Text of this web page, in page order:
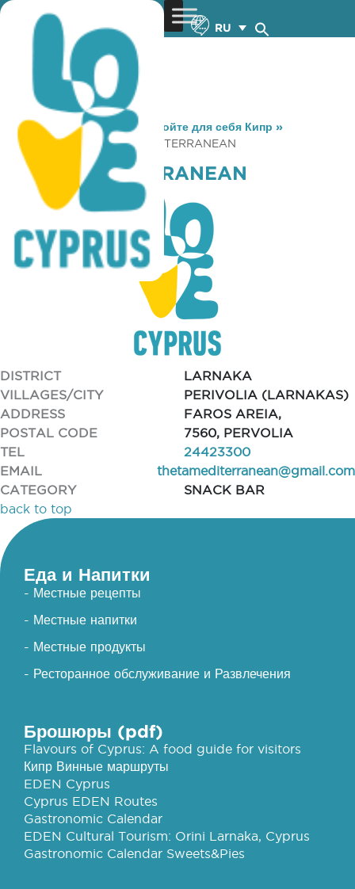
RU
You are here: Home »Откройте для себя Кипр »
Gastronomy
» THETA MEDITERRANEAN
THETA MEDITERRANEAN
DISTRICT
LARNAKA
VILLAGES/CITY
PERIVOLIA (LARNAKAS)
ADDRESS
FAROS AREIA,
POSTAL CODE
7560, PERVOLIA
TEL
24423300
EMAIL
thetamediterranean@gmail.com
CATEGORY
SNACK BAR
back to top
Еда и Напитки
- Местные рецепты
- Местные напитки
- Местные продукты
- Ресторанное обслуживание и Развлечения
Брошюры (pdf)
Flavours of Cyprus: A food guide for visitors
Кипр Винные маршруты
EDEN Cyprus
Cyprus EDEN Routes
Gastronomic Calendar
EDEN Cultural Tourism: Orini Larnaka, Cyprus
Gastronomic Calendar Sweets&Pies